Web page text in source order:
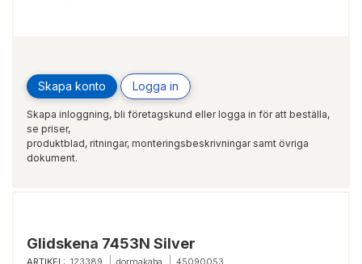
Skapa konto Logga in
Skapa inloggning, bli företagskund eller logga in för att beställa,
se priser,
produktblad, ritningar, monteringsbeskrivningar samt övriga
dokument.
Glidskena 7453N Silver
ARTIKEL: 123389 dormakaba 45090053